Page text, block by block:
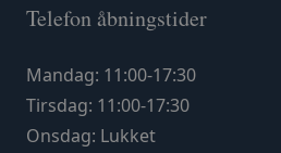
Telefon åbningstider
Mandag: 11:00-17:30
Tirsdag: 11:00-17:30
Onsdag: Lukket